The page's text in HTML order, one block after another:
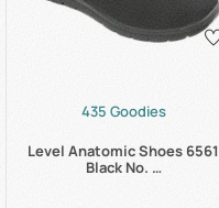
435 Goodies
Level Anatomic Shoes 6561
Black No. …